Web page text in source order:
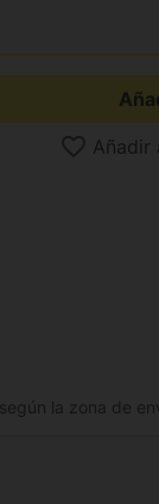
Añadir
la zona de